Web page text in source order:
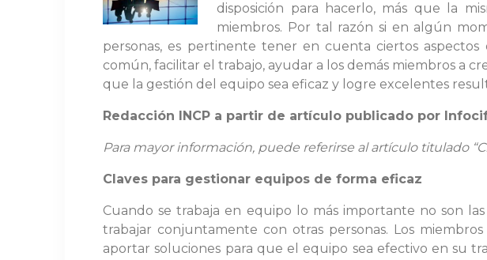
disposición para hacerlo, más que la
miembros. Por tal razón si en algún
personas, es pertinente tener en cuenta ciertos
común, facilitar el trabajo, ayudar a los demás miembros a
que la gestión del equipo sea eficaz y logre excelentes
Redacción INCP a partir de artículo publicado por
Para mayor información, puede referirse al artículo titulado “
Claves para gestionar equipos de forma eficaz
Cuando se trabaja en equipo lo más importante no son
trabajar conjuntamente con otras personas. Los
aportar soluciones para que el equipo sea efectivo en su